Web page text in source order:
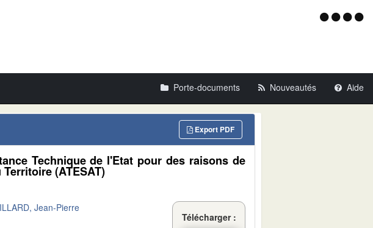
Menu
Porte-documents Nouveautés Aide
Export PDF
Technique de l'Etat pour des raisons de
(ATESAT)
Jean-Pierre
Télécharger :